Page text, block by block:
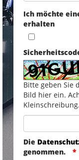
Ich möchte
erhalten
Bitte geben Sie
Bild hier ein.
Kleinschreibung.
Die
genommen.